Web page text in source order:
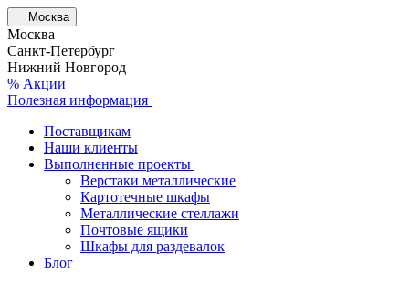
Москва
Москва
Санкт-Петербург
Нижний Новгород
% Акции
Полезная информация
Поставщикам
Наши клиенты
Выполненные проекты
Верстаки металлические
Картотечные шкафы
Металлические стеллажи
Почтовые ящики
Шкафы для раздевалок
Блог